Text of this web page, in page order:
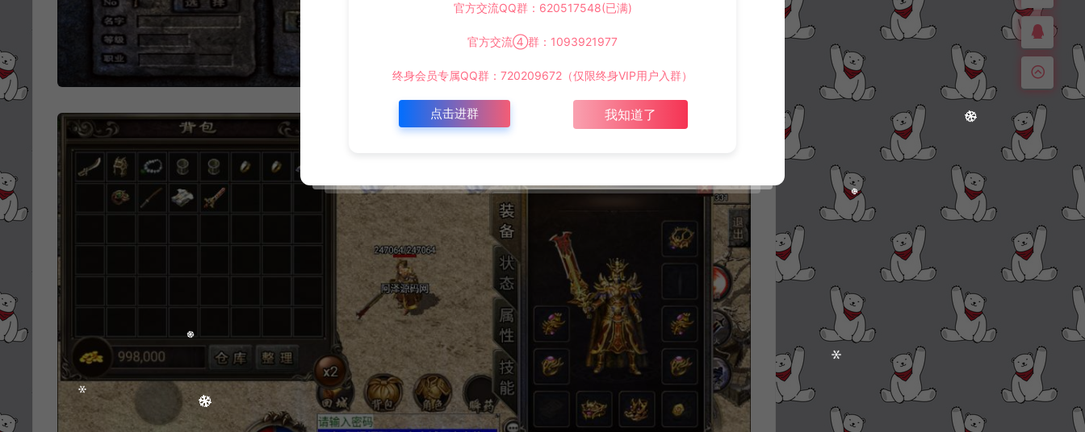
官方交流QQ群：620517548(已满)
官方交流④群：1093921977
终身会员专属QQ群：720209672（仅限终身VIP用户入群）
点击进群 我知道了